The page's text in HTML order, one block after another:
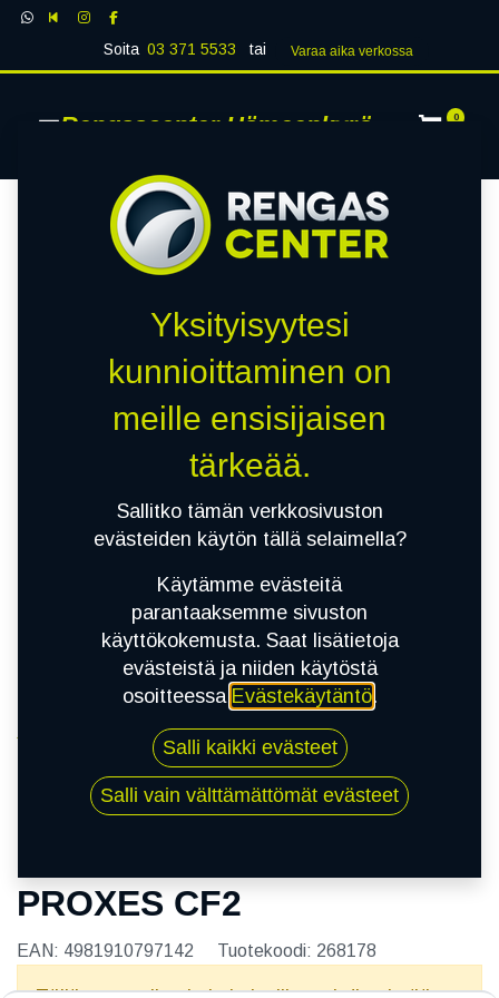
Soita 03 371 5533 tai Varaa aika verk​​​​ossa
Rengascenter Hämeenkyrö 0
195/60R15 88H TOYO PROXES CF2
PROXES CF2
EAN: 4981910797142 Tuotekoodi: 268178
Yksityisyytesi
kunnioittaminen on
meille ensisijaisen
tärkeää.
Sallitko tämän verkkosivuston
evästeiden käytön tällä selaimella?
Käytämme evästeitä
parantaaksemme sivuston
käyttökokemusta. Saat lisätietoja
evästeistä ja niiden käytöstä
osoitteessa Evästekäytäntö.
Salli kaikki evästeet
Salli vain välttämättömät evästeet